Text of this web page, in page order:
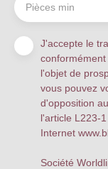
inondent la pièce
naturelle. Parfait
pour les soirées
en famille, les
dîners entre
amis ou
simplement pour
se détendre au
cheminée . Les
Pièces min
J'accepte le
l'objet de
vous pouvez
d'opposition
l'article L223-
Internet
Société